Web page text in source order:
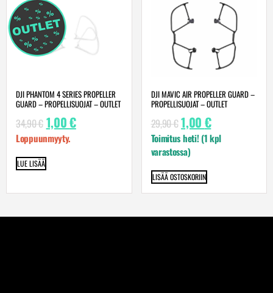
DJI PHANTOM 4 SERIES PROPELLER
GUARD – PROPELLISUOJAT – OUTLET
34,90€ 1,00€
Loppuunmyyty.
LUE LISÄÄ
DJI MAVIC AIR PROPELLER GUARD –
PROPELLISUOJAT – OUTLET
29,90€ 1,00 €
Toimitus heti! (1 kpl
varastossa)
LISÄÄ OSTOSKORIIN